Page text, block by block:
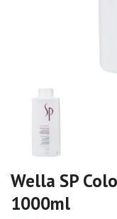
Wella SP
1000ml